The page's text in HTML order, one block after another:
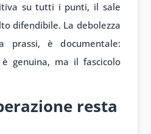
su tutti i punti, il sale
difendibile. La debolezza
prassi, è documentale:
è genuina, ma il fascicolo
resta